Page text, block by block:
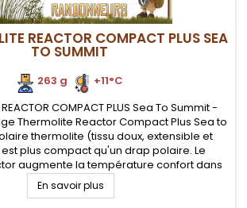
REACTOR COMPACT PLUS SEA
TO SUMMIT
263 g
+11°C
COMPACT PLUS Sea To Summit -
Thermolite Reactor Compact Plus Sea to
thermolite (tissu doux, extensible et
plus compact qu'un drap polaire. Le
augmente la température confort dans
votre sac couchage de +11°C
En savoir plus